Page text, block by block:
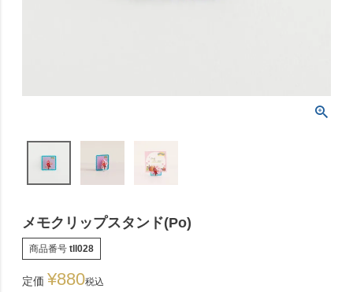
メモクリップスタンド(Po)
商品番号 tll028
定価 ¥880税込